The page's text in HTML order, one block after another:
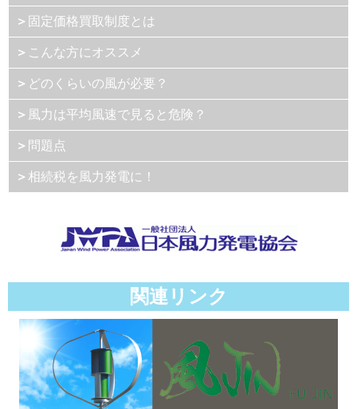
＞ 固定価格買取制度とは
＞ こんな方にオススメ
＞ どのくらいの風が必要？
＞ 風力は平均風速で見ると危険？
＞ 問題点
＞ 相続税を風力発電に！
関連リンク